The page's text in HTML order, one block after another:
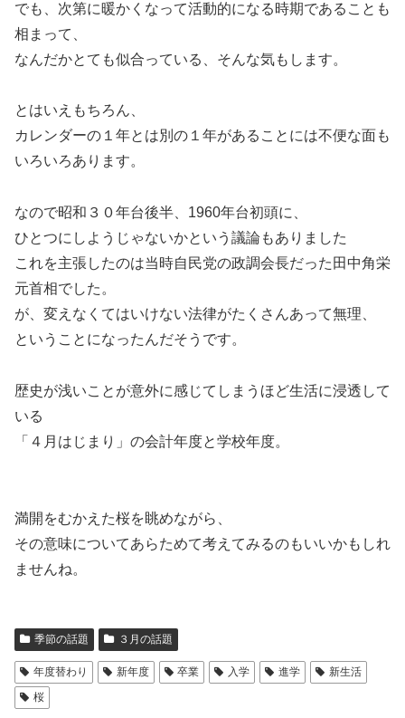
でも、次第に暖かくなって活動的になる時期であることも
相まって、
なんだかとても似合っている、そんな気もします。
とはいえもちろん、
カレンダーの１年とは別の１年があることには不便な面も
いろいろあります。
なので昭和３０年台後半、1960年台初頭に、
ひとつにしようじゃないかという議論もありました
これを主張したのは当時自民党の政調会長だった田中角栄
元首相でした。
が、変えなくてはいけない法律がたくさんあって無理、
ということになったんだそうです。
歴史が浅いことが意外に感じてしまうほど生活に浸透して
いる
「４月はじまり」の会計年度と学校年度。
満開をむかえた桜を眺めながら、
その意味についてあらためて考えてみるのもいいかもしれ
ませんね。
季節の話題 ３月の話題
年度替わり 新年度 卒業 入学 進学
新生活
桜